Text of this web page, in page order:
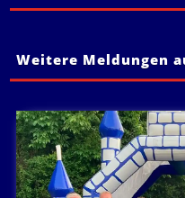
Weitere Meldungen